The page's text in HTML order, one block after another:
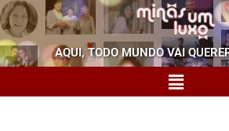
AQUI, TODO MUNDO VAI